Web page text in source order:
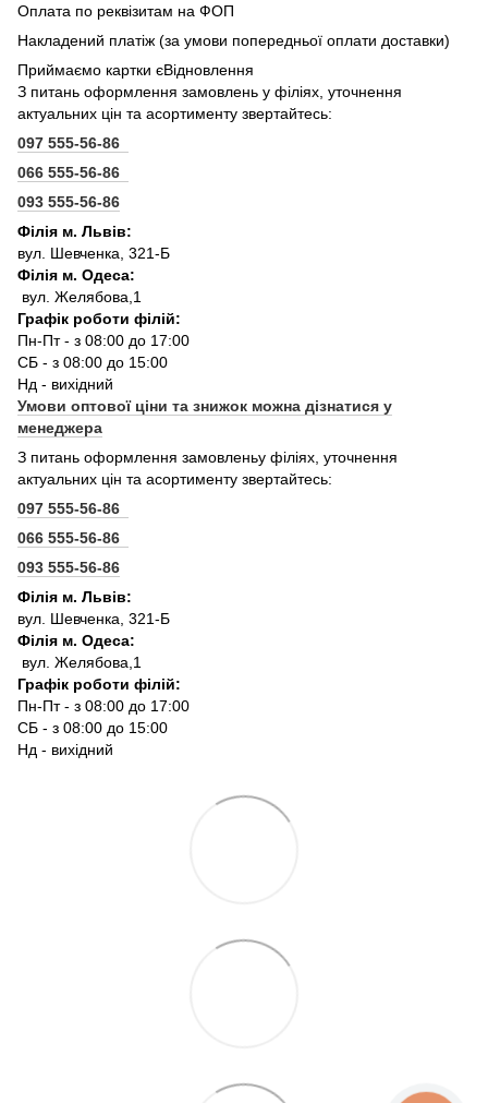
Оплата по реквізитам на ФОП
Накладений платіж (за умови попередньої оплати доставки)
Приймаємо картки єВідновлення
З питань оформлення замовлень у філіях, уточнення
актуальних цін та асортименту звертайтесь:
097 555-56-86
066 555-56-86
093 555-56-86
Філія м. Львів:
вул. Шевченка, 321-Б
Філія м. Одеса:
вул. Желябова,1
Графік роботи філій:
Пн-Пт - з 08:00 до 17:00
СБ - з 08:00 до 15:00
Нд - вихідний
Умови оптової ціни та знижок можна дізнатися у
менеджера
З питань оформлення замовленьу філіях, уточнення
актуальних цін та асортименту звертайтесь:
097 555-56-86
066 555-56-86
093 555-56-86
Філія м. Львів:
вул. Шевченка, 321-Б
Філія м. Одеса:
вул. Желябова,1
Графік роботи філій:
Пн-Пт - з 08:00 до 17:00
СБ - з 08:00 до 15:00
Нд - вихідний